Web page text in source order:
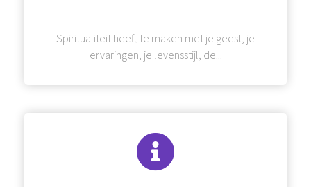
Spiritualiteit heeft te maken met je geest, je
ervaringen, je levensstijl, de...